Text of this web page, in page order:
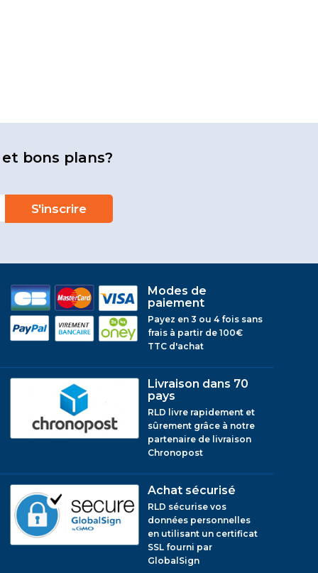
bons plans?
Modes de
paiement
Payez en 3 ou 4 fois sans
frais à partir de 100€
TTC d'achat
Livraison dans 70
pays
RLD livre rapidement et
sûrement grâce à notre
partenaire de livraison
Chronopost
Achat sécurisé
RLD sécurise vos
données personnelles
en utilisant un certificat
SSL fourni par
GlobalSign